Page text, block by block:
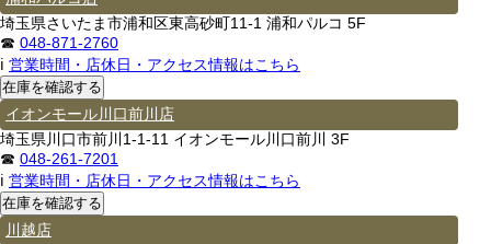
埼玉県さいたま市浦和区東高砂町11-1 浦和パルコ 5F
☎ 048-871-2760
ℹ 営業時間・店休日・アクセス情報はこちら
イオンモール川口前川店
埼玉県川口市前川1-1-11 イオンモール川口前川 3F
☎ 048-261-7201
ℹ 営業時間・店休日・アクセス情報はこちら
川越店